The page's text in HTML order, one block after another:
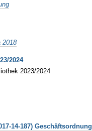
2018
2024
2023/2024
14-187) Geschäftsordnung